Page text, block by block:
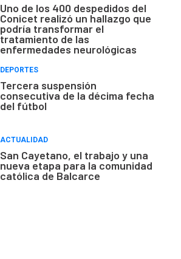
Uno de los 400 despedidos del
Conicet realizó un hallazgo que
podría transformar el
tratamiento de las
enfermedades neurológicas
DEPORTES
Tercera suspensión
consecutiva de la décima fecha
del fútbol
ACTUALIDAD
San Cayetano, el trabajo y una
nueva etapa para la comunidad
católica de Balcarce